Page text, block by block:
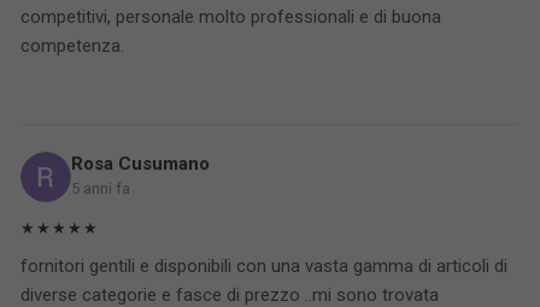
competitivi, personale molto professionali e di buona
competenza.
Rosa Cusumano
5 anni fa
★★★★★
fornitori gentili e disponibili con una vasta gamma di articoli di
diverse categorie e fasce di prezzo ..mi sono trovata